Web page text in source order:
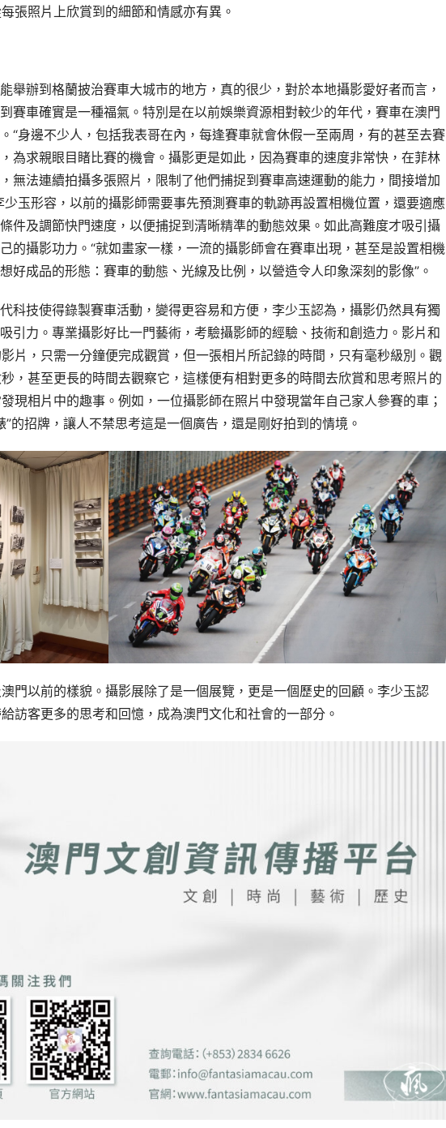
張照片上欣賞到的細節和情感亦有異。
舉辦到格蘭披治賽車大城市的地方，真的很少，對於本地攝影愛好者而言，
賽車確實是一種福氣。特別是在以前娛樂資源相對較少的年代，賽車在澳門
“身邊不少人，包括我表哥在內，每逢賽車就會休假一至兩周，有的甚至去賽
為求親眼目睹比賽的機會。攝影更是如此，因為賽車的速度非常快，在菲林
無法連續拍攝多張照片，限制了他們捕捉到賽車高速運動的能力，間接增加
少玉形容，以前的攝影師需要事先預測賽車的軌跡再設置相機位置，還要適應
件及調節快門速度，以便捕捉到清晰精準的動態效果。如此高難度才吸引攝
的攝影功力。“就如畫家一樣，一流的攝影師會在賽車出現，甚至是設置相機
好成品的形態：賽車的動態、光線及比例，以營造令人印象深刻的影像”。
科技使得錄製賽車活動，變得更容易和方便，李少玉認為，攝影仍然具有獨
引力。專業攝影好比一門藝術，考驗攝影師的經驗、技術和創造力。影片和
片，只需一分鐘便完成觀賞，但一張相片所記錄的時間，只有毫秒級別。觀
，甚至更長的時間去觀察它，這樣便有相對更多的時間去欣賞和思考照片的
現相片中的趣事。例如，一位攝影師在照片中發現當年自己家人參賽的車；
的招牌，讓人不禁思考這是一個廣告，還是剛好拍到的情境。
門以前的樣貌。攝影展除了是一個展覽，更是一個歷史的回顧。李少玉認
訪客更多的思考和回憶，成為澳門文化和社會的一部分。